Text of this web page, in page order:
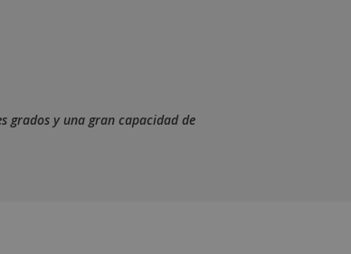
grados y una gran capacidad de